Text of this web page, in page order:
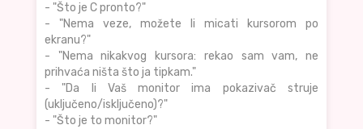
- "Što je C pronto?"
- "Nema veze, možete li micati kursorom po
ekranu?"
- "Nema nikakvog kursora: rekao sam vam, ne
prihvaća ništa što ja tipkam."
- "Da li Vaš monitor ima pokazivač struje
(uključeno/isključeno)?"
- "Što je to monitor?"